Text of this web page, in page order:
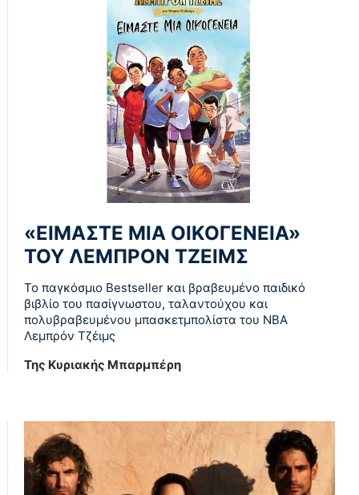
«ΕΙΜΑΣΤΕ ΜΙΑ ΟΙΚΟΓΕΝΕΙΑ»
ΤΟΥ ΛΕΜΠΡΟΝ ΤΖΕΙΜΣ
To παγκόσµιο Bestseller και βραβευµένο παιδικό
βιβλίο του πασίγνωστου, ταλαντούχου και
πολυβραβευµένου µπασκετµπολίστα του NBA
Λεµπρόν Τζέιμς
Της Κυριακής Μπαρμπέρη